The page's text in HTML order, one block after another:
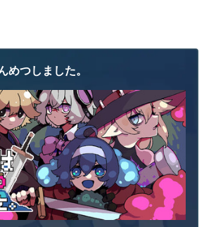
めつしました。